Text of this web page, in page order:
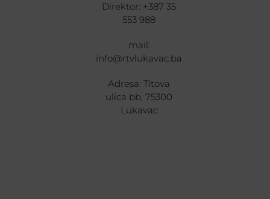
Direktor: +387 35
553 988
mail:
info@rtvlukavac.ba
Adresa: Titova
ulica bb, 75300
Lukavac